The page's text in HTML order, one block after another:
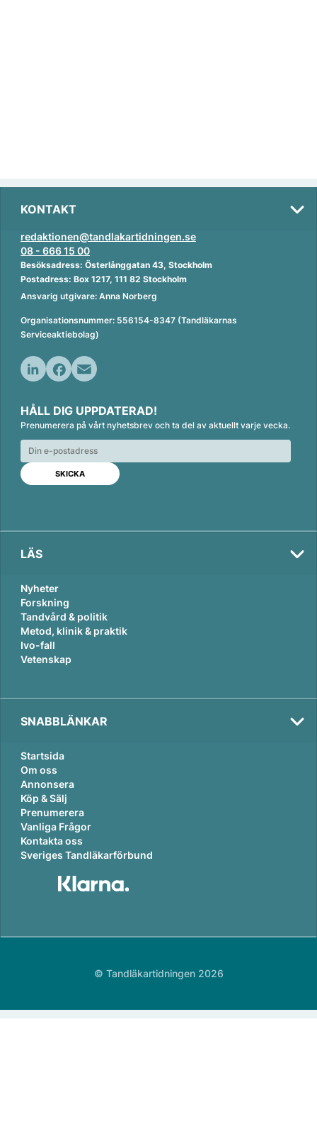
KONTAKT
redaktionen@tandlakartidningen.se
08 - 666 15 00
Besöksadress: Österlånggatan 43, Stockholm
Postadress: Box 1217, 111 82 Stockholm
Ansvarig utgivare: Anna Norberg
Organisationsnummer: 556154-8347 (Tandläkarnas
Serviceaktiebolag)
n
k
e
d
n
c
e
b
o
o
k
a
i
l
HÅLL DIG UPPDATERAD!
Prenumerera på vårt nyhetsbrev och ta del av aktuellt varje vecka.
LÄS
Nyheter
Forskning
Tandvård & politik
Metod, klinik & praktik
Ivo-fall
Vetenskap
SNABBLÄNKAR
Startsida
Om oss
Annonsera
Köp & Sälj
Prenumerera
Vanliga Frågor
Kontakta oss
Sveriges Tandläkarförbund
© Tandläkartidningen 2026